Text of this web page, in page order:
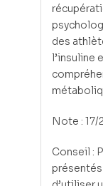
des
l’insuline
Note : 17/
Conseil :